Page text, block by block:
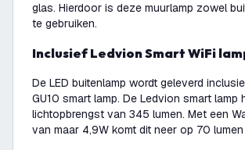
glas. Hierdoor is deze muurlamp zowel
te gebruiken.
Inclusief Ledvion Smart WiFi
De LED buitenlamp wordt geleverd
GU10 smart lamp. De Ledvion smart lamp
lichtopbrengst van 345 lumen. Met een
van maar 4,9W komt dit neer op 70 lumen